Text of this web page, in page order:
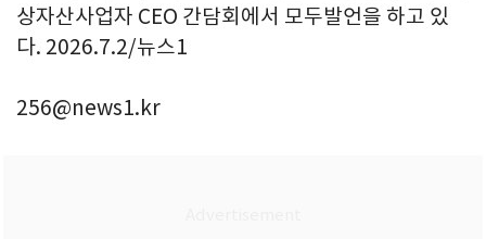
상자산사업자 CEO 간담회에서 모두발언을 하고 있
다. 2026.7.2/뉴스1
256@news1.kr